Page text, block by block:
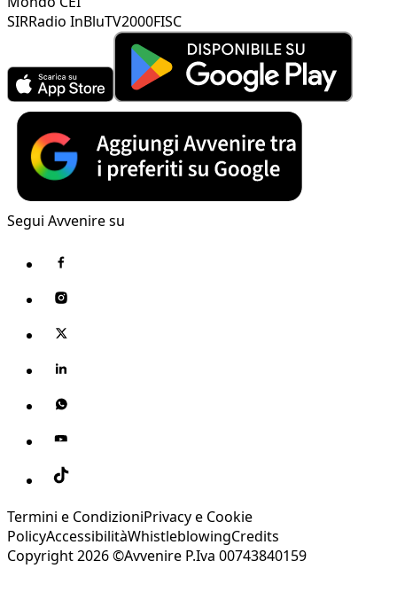
SIRRadio InBluTV2000FISC
Segui Avvenire su
Termini e CondizioniPrivacy e Cookie
PolicyAccessibilitàWhistleblowingCredits
Copyright 2026 ©Avvenire P.Iva 00743840159